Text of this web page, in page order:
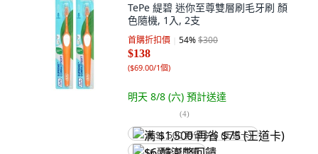
TePe 緹碧 迷你至尊雙層刷毛牙刷 顏
色隨機, 1入, 2支
首購折扣價 54%$300
$138
($69.00/1個)
明天 8/8 (六) 預計送達
(4)
满 $1,500 再省 $75 (王道卡)